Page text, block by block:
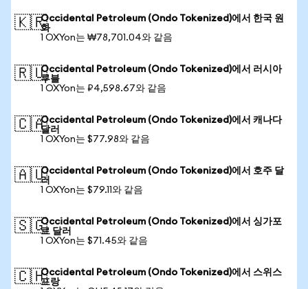
🇰🇷Occidental Petroleum (Ondo Tokenized)에서 한국 원
화
1 OXYon는 ₩78,701.04와 같음
🇷🇺Occidental Petroleum (Ondo Tokenized)에서 러시아
루블
1 OXYon는 ₽4,598.67와 같음
🇨🇦Occidental Petroleum (Ondo Tokenized)에서 캐나다
달러
1 OXYon는 $77.98와 같음
🇦🇺Occidental Petroleum (Ondo Tokenized)에서 호주 달
러
1 OXYon는 $79.11와 같음
🇸🇬Occidental Petroleum (Ondo Tokenized)에서 싱가포
르 달러
1 OXYon는 $71.45와 같음
🇨🇭Occidental Petroleum (Ondo Tokenized)에서 스위스
프랑